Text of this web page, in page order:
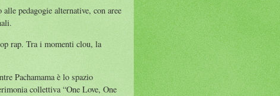
pedagogie alternative, con aree
rap. Tra i momenti clou, la
Pachamama è lo spazio
collettiva “One Love, One